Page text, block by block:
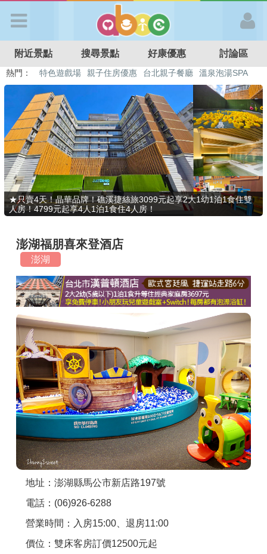
APP登入
首 頁
搜尋景點
好康優惠
最新消息
最新留言
商家合作
推薦景點
討論區
聯絡我們
APP下載
附近景點 搜尋景點 好康優惠 討論區
熱門： 特色遊戲場 親子住房優惠 台北親子餐廳
溫泉泡湯SPA
溜滑梯民宿
觀光工廠 DIY摘果 日本親子景點
★只賣4天！晶華品牌！礁溪捷絲旅3099元起享2大1幼1泊1食住雙
人房！4799元起享4人1泊1食住4人房！
澎湖福朋喜來登酒店
澎湖
地址：澎湖縣馬公市新店路197號
電話：(06)926-6288
營業時間：入房15:00、退房11:00
價位：雙床客房訂價12500元起